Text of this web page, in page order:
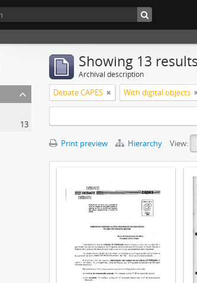
13
Showing 13 results
Archival description
Debate CAPES With digital objects
Print preview Hierarchy View: